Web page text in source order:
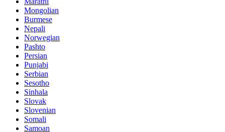
Mongolian
Burmese
Nepali
Norwegian
Pashto
Persian
Punjabi
Serbian
Sesotho
Sinhala
Slovak
Slovenian
Somali
Samoan